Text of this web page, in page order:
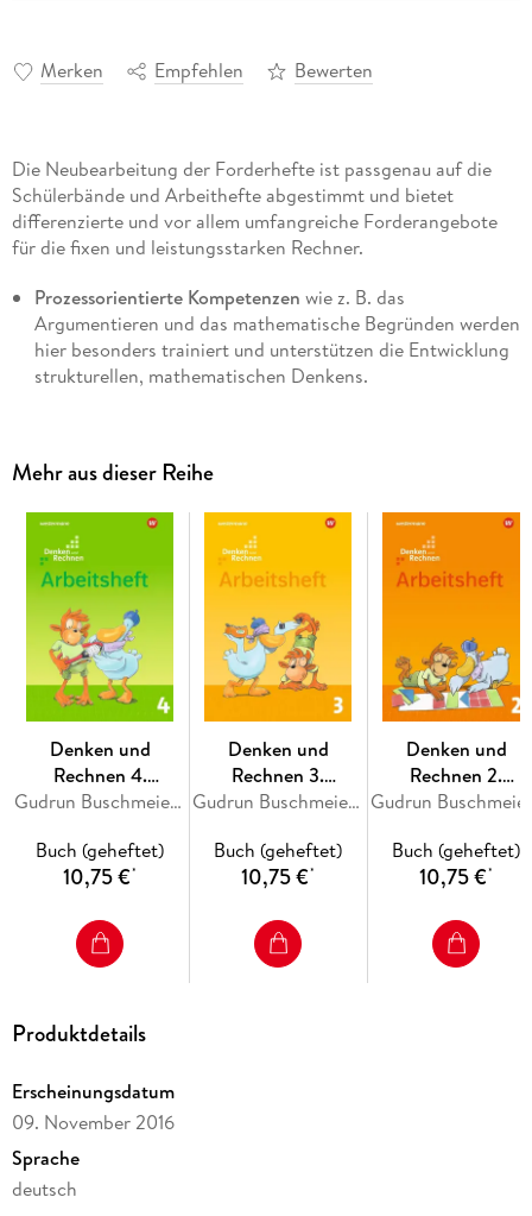
Merken Empfehlen Bewerten
Die Neubearbeitung der Forderhefte ist passgenau auf die
Schülerbände und Arbeithefte abgestimmt und bietet
differenzierte und vor allem umfangreiche Forderangebote
für die fixen und leistungsstarken Rechner.
Prozessorientierte Kompetenzen wie z. B. das
Argumentieren und das mathematische Begründen werden
hier besonders trainiert und unterstützen die Entwicklung
strukturellen, mathematischen Denkens.
Aufgabenformate sind bereits in den Schülerbänden
Vollständig
: Der gesamte Schulstoff der jeweiligen
Klassenstufe wird abgedeckt. So gelingt eine adäquate
Förderung leistungsstarker Kinder.
Lösungenzum kompletten Heft finden Sie unter dem Reiter
Lösungenzumkostenlosen Download.
Mehr aus dieser Reihe
Denken und
Rechnen 4.
Arbeitsheft.
Gudrun Buschmeier, Julia Hacker, Susanne Kuß, Claudia Lack, Roswitha Lammel
Buch (geheftet)
10,75 €*
Denken und
Rechnen 3.
Arbeitsheft.
Gudrun Buschmeier, Julia Hacker, Susanne Kuß, Claudia Lack, Roswitha Lammel
Buch (geheftet)
10,75 €*
Denken und
Rechnen 2.
Arbeitsheft.
Buch (geheftet)
10,75 €*
Produktdetails
Erscheinungsdatum
09. November 2016
Sprache
deutsch